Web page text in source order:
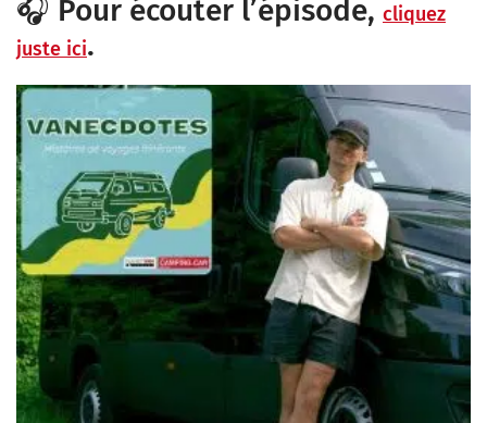
🎧 Pour écouter l’épisode, cliquez
juste ici.